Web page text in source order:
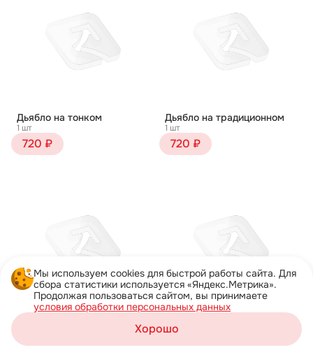
Мы используем cookies для быстрой работы сайта. Для
сбора статистики используется «Яндекс.Метрика».
Продолжая пользоваться сайтом, вы принимаете
условия обработки персональных данных
Хорошо
Каталог Акции Профиль
Дьябло на тонком
1 шт
720 ₽
Дьябло на традиционном
1 шт
720 ₽
Жульен на тонком
750 ₽
1 шт
750 ₽